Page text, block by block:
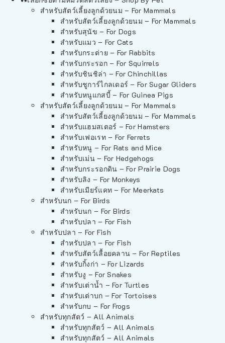
สำหรับสัตว์เลี้ยงลูกด้วยนม – For Mammals
สำหรับสัตว์เลี้ยงลูกด้วยนม – For Mammals
สำหรับสุนัข – For Dogs
สำหรับแมว – For Cats
สำหรับกระต่าย – For Rabbits
สำหรับกระรอก – For Squirrels
สำหรับชินชิล่า – For Chinchillas
สำหรับชูการ์ไกลเดอร์ – For Sugar Gliders
สำหรับหนูแกสบี้ – For Guinea Pigs
สำหรับสัตว์เลี้ยงลูกด้วยนม – For Mammals
สำหรับสัตว์เลี้ยงลูกด้วยนม – For Mammals
สำหรับแฮมสเตอร์ – For Hamsters
สำหรับเฟอเรท – For Ferrets
สำหรับหนู – For Rats and Mice
สำหรับเม่น – For Hedgehogs
สำหรับกระรอกดิน – For Prairie Dogs
สำหรับลิง – For Monkeys
สำหรับเมียร์แคท – For Meerkats
สำหรับนก – For Birds
สำหรับนก – For Birds
สำหรับปลา – For Fish
สำหรับปลา – For Fish
สำหรับปลา – For Fish
สำหรับสัตว์เลื้อยคลาน – For Reptiles
สำหรับกิ้งก่า – For Lizards
สำหรับงู – For Snakes
สำหรับเต่าน้ำ – For Turtles
สำหรับเต่าบก – For Tortoises
สำหรับกบ – For Frogs
สำหรับทุกสัตว์ – All Animals
สำหรับทุกสัตว์ – All Animals
สำหรับทุกสัตว์ – All Animals